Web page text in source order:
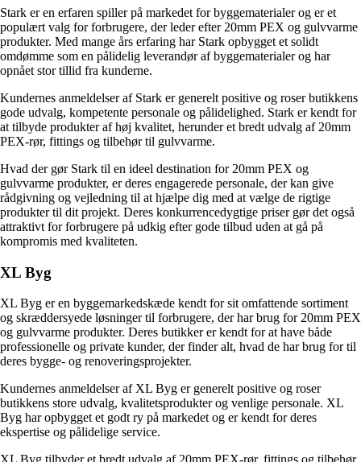
Stark er en erfaren spiller på markedet for byggematerialer og er et
populært valg for forbrugere, der leder efter 20mm PEX og gulvvarme
produkter. Med mange års erfaring har Stark opbygget et solidt
omdømme som en pålidelig leverandør af byggematerialer og har
opnået stor tillid fra kunderne.
Kundernes anmeldelser af Stark er generelt positive og roser butikkens
gode udvalg, kompetente personale og pålidelighed. Stark er kendt for
at tilbyde produkter af høj kvalitet, herunder et bredt udvalg af 20mm
PEX-rør, fittings og tilbehør til gulvvarme.
Hvad der gør Stark til en ideel destination for 20mm PEX og
gulvvarme produkter, er deres engagerede personale, der kan give
rådgivning og vejledning til at hjælpe dig med at vælge de rigtige
produkter til dit projekt. Deres konkurrencedygtige priser gør det også
attraktivt for forbrugere på udkig efter gode tilbud uden at gå på
kompromis med kvaliteten.
XL Byg
XL Byg er en byggemarkedskæde kendt for sit omfattende sortiment
og skræddersyede løsninger til forbrugere, der har brug for 20mm PEX
og gulvvarme produkter. Deres butikker er kendt for at have både
professionelle og private kunder, der finder alt, hvad de har brug for til
deres bygge- og renoveringsprojekter.
Kundernes anmeldelser af XL Byg er generelt positive og roser
butikkens store udvalg, kvalitetsprodukter og venlige personale. XL
Byg har opbygget et godt ry på markedet og er kendt for deres
ekspertise og pålidelige service.